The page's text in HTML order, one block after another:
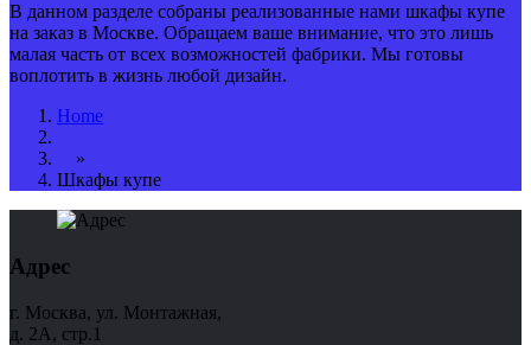
В данном разделе собраны реализованные нами шкафы купе
на заказ в Москве. Обращаем ваше внимание, что это лишь
малая часть от всех возможностей фабрики. Мы готовы
воплотить в жизнь любой дизайн.
Home
»
Шкафы купе
Адрес
г. Москва, ул. Монтажная,
д. 2А, стр.1